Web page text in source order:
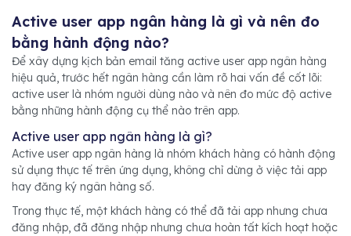
Active user app ngân hàng là gì và nên đo
bằng hành động nào?
Để xây dựng kịch bản email tăng active user app ngân hàng
hiệu quả, trước hết ngân hàng cần làm rõ hai vấn đề cốt lõi:
active user là nhóm người dùng nào và nên đo mức độ active
bằng những hành động cụ thể nào trên app.
Active user app ngân hàng là gì?
Active user app ngân hàng là nhóm khách hàng có hành động
sử dụng thực tế trên ứng dụng, không chỉ dừng ở việc tải app
hay đăng ký ngân hàng số.
Trong thực tế, một khách hàng có thể đã tải app nhưng chưa
đăng nhập, đã đăng nhập nhưng chưa hoàn tất kích hoạt hoặc